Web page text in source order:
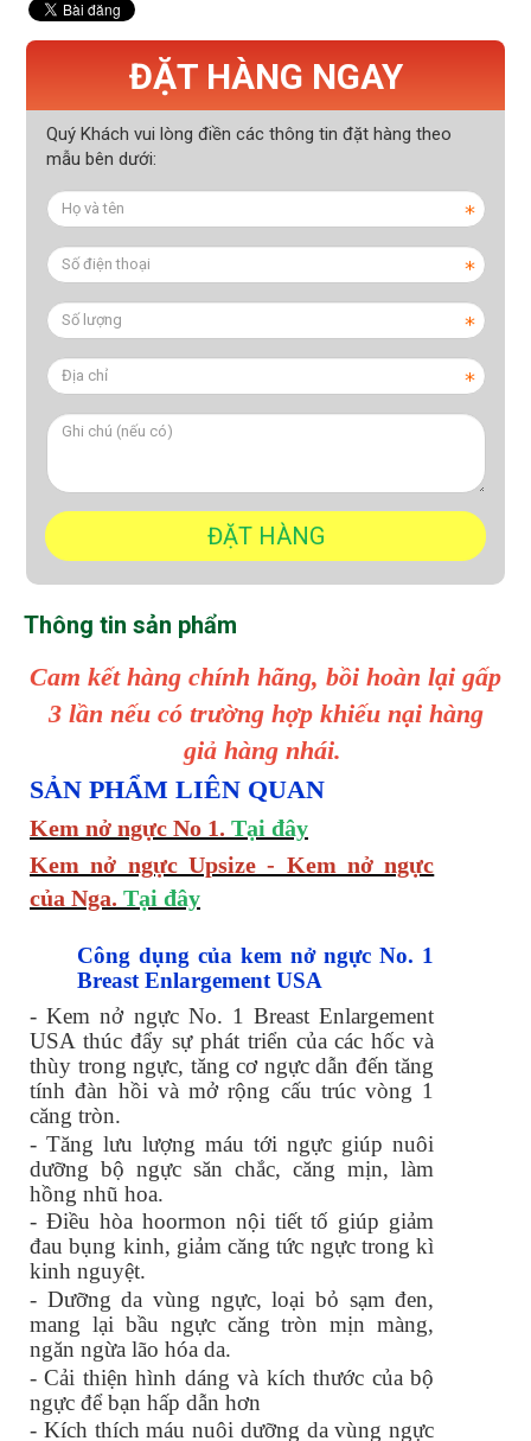
ĐẶT HÀNG NGAY
Quý Khách vui lòng điền các thông tin đặt hàng theo
mẫu bên dưới:
Thông tin sản phẩm
Cam kết hàng chính hãng, bồi hoàn lại gấp
3 lần nếu có trường hợp khiếu nại hàng
giả hàng nhái.
SẢN PHẨM LIÊN QUAN
Kem nở ngực No 1. Tại đây
Kem nở ngực Upsize - Kem nở ngực
của Nga. Tại đây
Công dụng của kem nở ngực No. 1
Breast Enlargement USA
- Kem nở ngực No. 1 Breast Enlargement
USA thúc đẩy sự phát triển của các hốc và
thùy trong ngực, tăng cơ ngực dẫn đến tăng
tính đàn hồi và mở rộng cấu trúc vòng 1
căng tròn.
- Tăng lưu lượng máu tới ngực giúp nuôi
dưỡng bộ ngực săn chắc, căng mịn, làm
hồng nhũ hoa.
- Điều hòa hoormon nội tiết tố giúp giảm
đau bụng kinh, giảm căng tức ngực trong kì
kinh nguyệt.
- Dưỡng da vùng ngực, loại bỏ sạm đen,
mang lại bầu ngực căng tròn mịn màng,
ngăn ngừa lão hóa da.
- Cải thiện hình dáng và kích thước của bộ
ngực để bạn hấp dẫn hơn
- Kích thích máu nuôi dưỡng da vùng ngực